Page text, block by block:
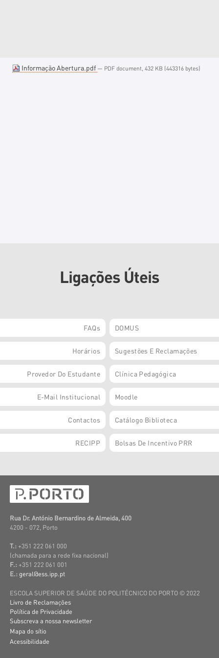
Informação Abertura.pdf — PDF document, 432 KB (443316 bytes)
Ligações Úteis
FAQs DOMUS
Horários Sugestões E Reclamações
Provedor Do Estudante Clínica Pedagógica
E-Mail Institucional Moodle
Contactos Catálogo Biblioteca
RECIPP Bolsas De Incentivo PRR
Rua Dr. António Bernardino de Almeida, 400
4200 - 072, Porto
T.: +351 222 061 000
(chamada para a rede fixa nacional)
F.: +351 222 061 001
E.: geral@ess.ipp.pt
ESCOLA SUPERIOR DE SAÚDE DO POLITÉCNICO DO PORTO © 2022
Livro de Reclamações
Política de Privacidade
Subscreva a nossa newsletter
Mapa do sítio
Acessibilidade